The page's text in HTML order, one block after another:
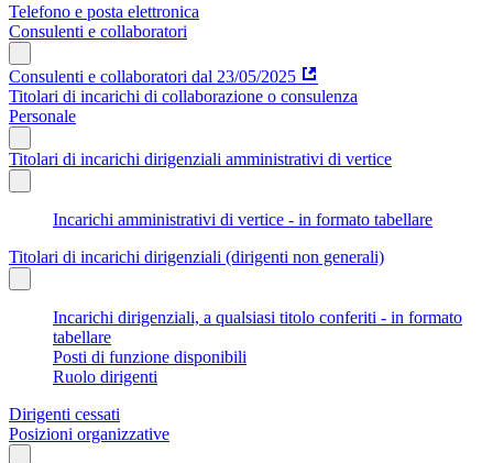
Telefono e posta elettronica
Consulenti e collaboratori
Consulenti e collaboratori dal 23/05/2025
Titolari di incarichi di collaborazione o consulenza
Personale
Titolari di incarichi dirigenziali amministrativi di vertice
Incarichi amministrativi di vertice - in formato tabellare
Titolari di incarichi dirigenziali (dirigenti non generali)
Incarichi dirigenziali, a qualsiasi titolo conferiti - in formato
tabellare
Posti di funzione disponibili
Ruolo dirigenti
Dirigenti cessati
Posizioni organizzative